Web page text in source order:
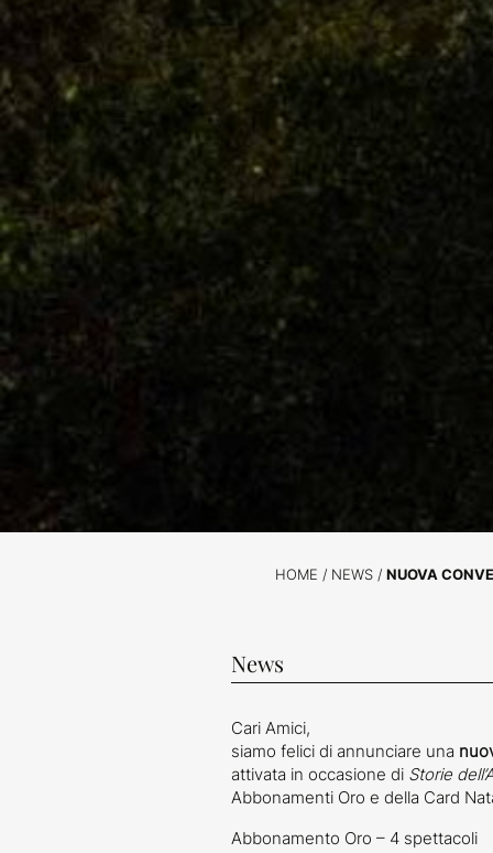
HOME / NEWS/ NUOVA
News
Cari Amici,
siamo felici di annunciare una
attivata in occasione di Storie
Abbonamenti Oro e della Card
Abbonamento Oro – 4 spettacoli